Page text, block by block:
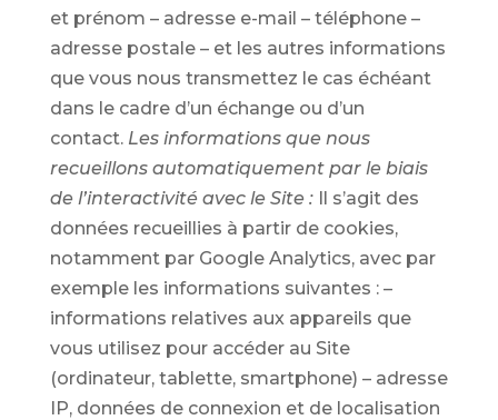
et prénom – adresse e-mail – téléphone –
adresse postale – et les autres informations
que vous nous transmettez le cas échéant
dans le cadre d’un échange ou d’un
contact. Les informations que nous
recueillons automatiquement par le biais
de l’interactivité avec le Site :Il s’agit des
données recueillies à partir de cookies,
notamment par Google Analytics, avec par
exemple les informations suivantes : –
informations relatives aux appareils que
vous utilisez pour accéder au Site
(ordinateur, tablette, smartphone) – adresse
IP, données de connexion et de localisation